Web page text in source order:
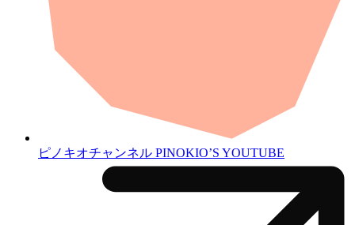
ピノキオチャンネル PINOKIO’S YOUTUBE